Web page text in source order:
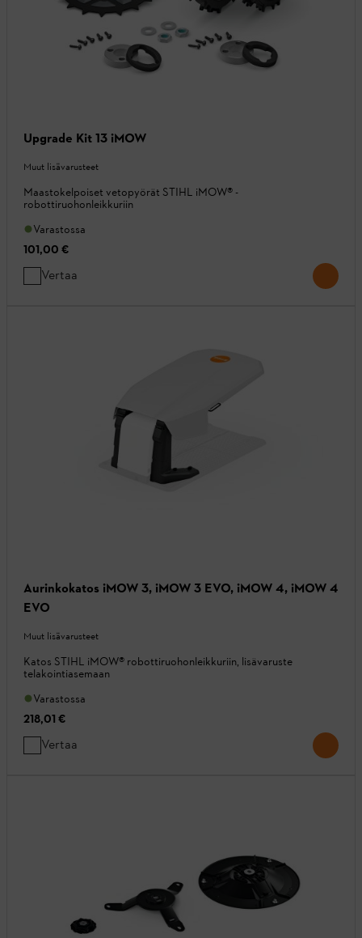
Upgrade Kit 13 iMOW
Muut lisävarusteet
Maastokelpoiset vetopyörät STIHL iMOW® -
robottiruohonleikkuriin
Varastossa
101,00 €
Vertaa
Aurinkokatos iMOW 3, iMOW 3 EVO, iMOW 4, iMOW 4
EVO
Muut lisävarusteet
Katos STIHL iMOW® robottiruohonleikkuriin, lisävaruste
telakointiasemaan
Varastossa
218,01 €
Vertaa